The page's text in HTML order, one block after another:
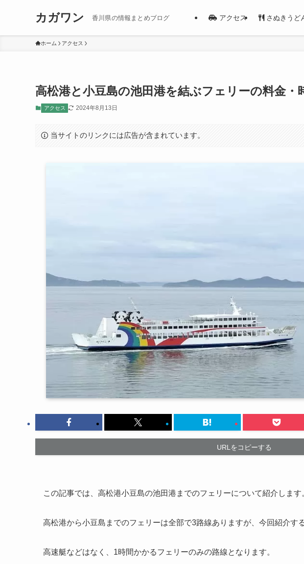
カガワン 香川県の情報まとめブログ アクセス さぬきうど
ホーム アクセス
高松港と小豆島の池田港を結ぶフェリーの料金・
アクセス 2024年8月13日
当サイトのリンクには広告が含まれています。
URLをコピーする
この記事では、高松港小豆島の池田港までのフェリーについて紹介します
高松港から小豆島までのフェリーは全部で3路線ありますが、今回紹介す
高速艇などはなく、1時間かかるフェリーのみの路線となります。